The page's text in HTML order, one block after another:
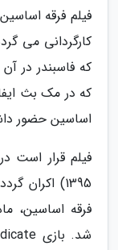
کارگردانی می
که فاسبندر در
که در مک بث
اساسین حضور
1395)
فرقه اساسین،